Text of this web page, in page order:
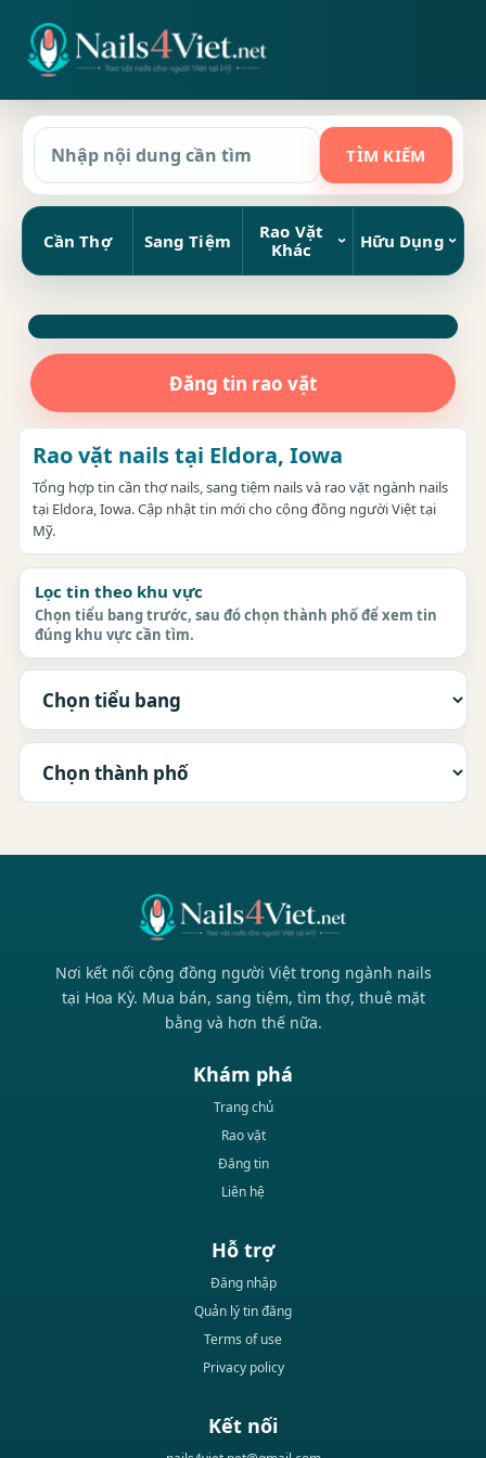
Cần Thợ Sang Tiệm
Rao Vặt
Khác
Hữu Dụng
Đăng tin rao vặt
Rao vặt nails tại Eldora, Iowa
Tổng hợp tin cần thợ nails, sang tiệm nails và rao vặt ngành nails
tại Eldora, Iowa. Cập nhật tin mới cho cộng đồng người Việt tại
Mỹ.
Lọc tin theo khu vực
Chọn tiểu bang trước, sau đó chọn thành phố để xem tin
đúng khu vực cần tìm.
Nơi kết nối cộng đồng người Việt trong ngành nails
tại Hoa Kỳ. Mua bán, sang tiệm, tìm thợ, thuê mặt
bằng và hơn thế nữa.
Khám phá
Trang chủ
Rao vặt
Đăng tin
Liên hệ
Hỗ trợ
Đăng nhập
Quản lý tin đăng
Terms of use
Privacy policy
Kết nối